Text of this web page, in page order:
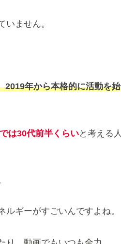
ません。
2019年から本格的に活動を始
は30代前半くらいと考える人
ギーがすごいんですよね。